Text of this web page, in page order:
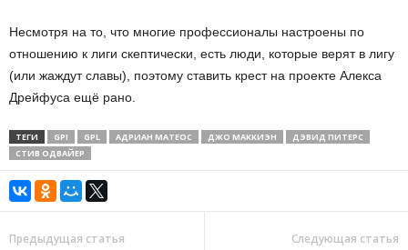
Несмотря на то, что многие профессионалы настроены по
отношению к лиги скептически, есть люди, которые верят в лигу
(или жаждут славы), поэтому ставить крест на проекте Алекса
Дрейфуса ещё рано.
ТЕГИ GPI GPL АДРИАН МАТЕОС ДЖО МАККИЭН
ДЭВИД ПИТЕРС
СТИВ ОДВАЙЕР
Предыдущая статья Следующая статья